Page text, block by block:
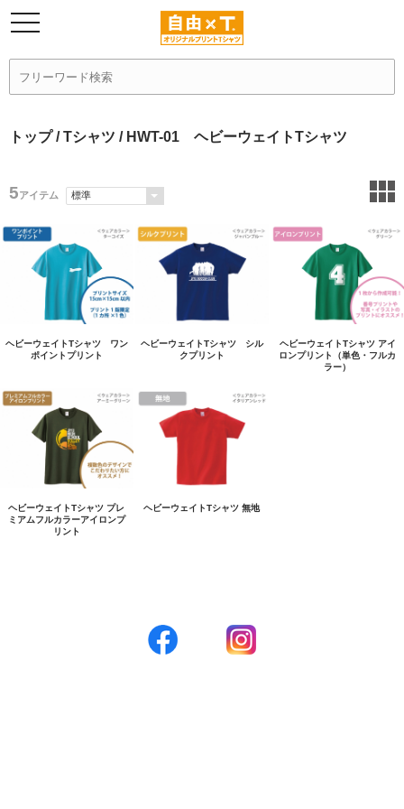
トップ/Tシャツ / HWT-01 ヘビーウェイトTシャツ
5アイテム
ヘビーウェイトTシャツ ワン
ポイントプリント
ヘビーウェイトTシャツ シル
クプリント
ヘビーウェイトTシャツ アイ
ロンプリント（単色・フルカ
ラー）
ヘビーウェイトTシャツ プレ
ミアムフルカラーアイロンプ
リント
ヘビーウェイトTシャツ 無地